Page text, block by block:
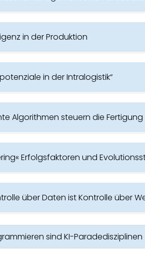
in der Produktion
in der Intralogistik“
Algorithmen steuern die Fertigung
Erfolgsfaktoren und
über Daten ist Kontrolle über
sind KI-Paradedisziplinen